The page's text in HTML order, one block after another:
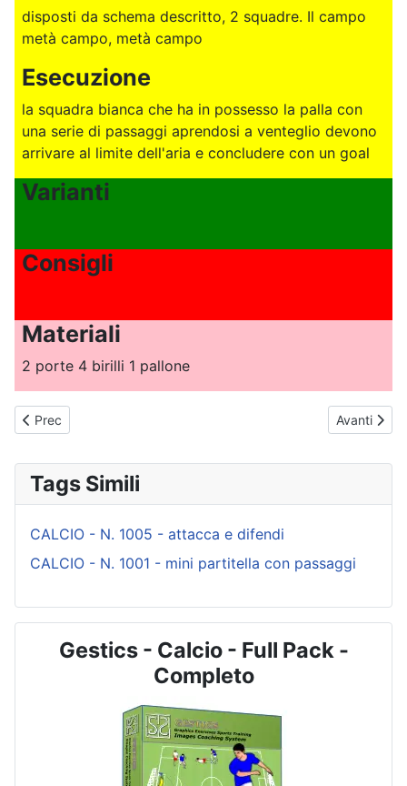
disposti da schema descritto, 2 squadre. Il campo
metà campo, metà campo
Esecuzione
la squadra bianca che ha in possesso la palla con
una serie di passaggi aprendosi a venteglio devono
arrivare al limite dell'aria e concludere con un goal
Varianti
Consigli
Materiali
2 porte 4 birilli 1 pallone
Articolo precedente: CALCIO - N. 1011 - difendi e ripiega
Prec Articolo
Avanti
Tags Simili
CALCIO - N. 1005 - attacca e difendi
CALCIO - N. 1001 - mini partitella con passaggi
Gestics - Calcio - Full Pack -
Completo